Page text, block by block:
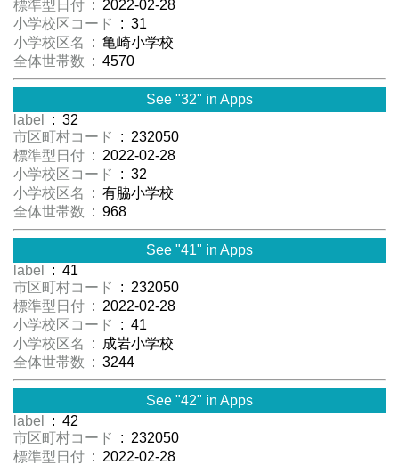
標準型日付 : 2022-02-28
小学校区コード
: 31
小学校区名
: 亀崎小学校
全体世帯数 : 4570
See "32" in Apps
label
: 32
市区町村コード
: 232050
標準型日付 : 2022-02-28
小学校区コード
: 32
小学校区名
: 有脇小学校
全体世帯数 : 968
See "41" in Apps
label
: 41
市区町村コード
: 232050
標準型日付 : 2022-02-28
小学校区コード
: 41
小学校区名
: 成岩小学校
全体世帯数 : 3244
See "42" in Apps
label
: 42
市区町村コード
: 232050
標準型日付 : 2022-02-28